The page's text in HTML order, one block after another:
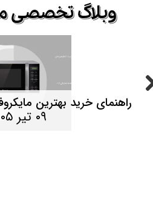
۰۹ تیر ۰۵
​وبلاگ تخصصی